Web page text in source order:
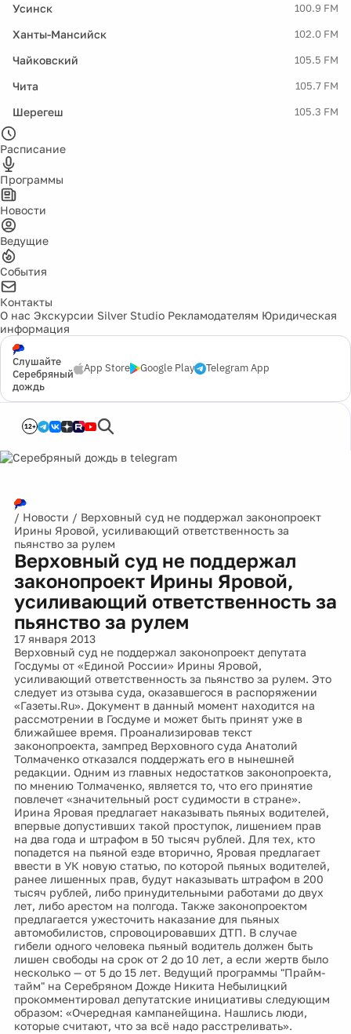
Усинск 100.9 FM
Ханты-Мансийск 102.0 FM
Чайковский 105.5 FM
Чита 105.7 FM
Шерегеш 105.3 FM
Расписание
Программы
Новости
Ведущие
События
Контакты
О нас Экскурсии Silver Studio Рекламодателям Юридическая
информация
Слушайте
Серебряный
дождь
App Store Google Play Telegram App
12+
/ Новости / Верховный суд не поддержал законопроект
Ирины Яровой, усиливающий ответственность за
пьянство за рулем
Верховный суд не поддержал
законопроект Ирины Яровой,
усиливающий ответственность за
пьянство за рулем
17 января 2013
Верховный суд не поддержал законопроект депутата
Госдумы от «Единой России» Ирины Яровой,
усиливающий ответственность за пьянство за рулем. Это
следует из отзыва суда, оказавшегося в распоряжении
«Газеты.Ru». Документ в данный момент находится на
рассмотрении в Госдуме и может быть принят уже в
ближайшее время. Проанализировав текст
законопроекта, зампред Верховного суда Анатолий
Толмаченко отказался поддержать его в нынешней
редакции. Одним из главных недостатков законопроекта,
по мнению Толмаченко, является то, что его принятие
повлечет «значительный рост судимости в стране».
Ирина Яровая предлагает наказывать пьяных водителей,
впервые допустивших такой проступок, лишением прав
на два года и штрафом в 50 тысяч рублей. Для тех, кто
попадется на пьяной езде вторично, Яровая предлагает
ввести в УК новую статью, по которой пьяных водителей,
ранее лишенных прав, будут наказывать штрафом в 200
тысяч рублей, либо принудительными работами до двух
лет, либо арестом на полгода. Также законопроектом
предлагается ужесточить наказание для пьяных
автомобилистов, спровоцировавших ДТП. В случае
гибели одного человека пьяный водитель должен быть
лишен свободы на срок от 2 до 10 лет, а если жертв было
несколько — от 5 до 15 лет. Ведущий программы "Прайм-
тайм" на Серебряном Дожде Никита Небылицкий
прокомментировал депутатские инициативы следующим
образом: «Очередная кампанейщина. Нашлись люди,
которые считают, что за всё надо расстреливать».